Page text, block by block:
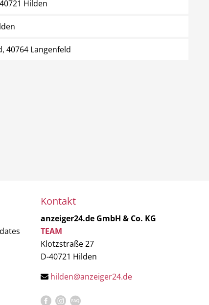
Hilden
40764 Langenfeld
Kontakt
anzeiger24.de GmbH & Co. KG
TEAM
Klotzstraße 27
D-40721 Hilden
hilden@anzeiger24.de